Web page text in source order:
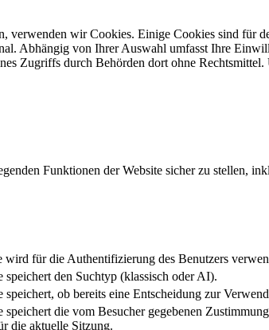
verwenden wir Cookies. Einige Cookies sind für
Abhängig von Ihrer Auswahl umfasst Ihre
Zugriffs durch Behörden dort ohne Rechts­mittel.
Funktionen der Website sicher zu stellen,
wird für die Authentifizierung des Benutzers
speichert den Suchtyp (klassisch oder AI).
speichert, ob bereits eine Entscheidung zur
speichert die vom Besucher gegebenen
die aktuelle Sitzung.